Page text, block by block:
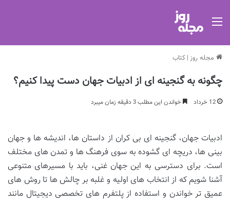
مجله روز | کتاب
چگونه به گنجینه ای از ادبیات جهان دست پیدا کنیم؟
12 خرداد خواندن این مطلب 3 دقیقه زمان میبرد
ادبیات جهان، گنجینه ای بی کران از داستان ها، اندیشه ها و جهان
بینی ها، دریچه ای گشوده به سوی فرهنگ ها و تمدن های مختلف
است. برای دسترسی به این جهان غنی، باید با مسیرهای متنوعی
آشنا شویم که از انتخاب های اولیه و غلبه بر چالش ها تا روش های
عمیق تر خواندن و استفاده از پلتفرم های تخصصی دیجیتال مانند